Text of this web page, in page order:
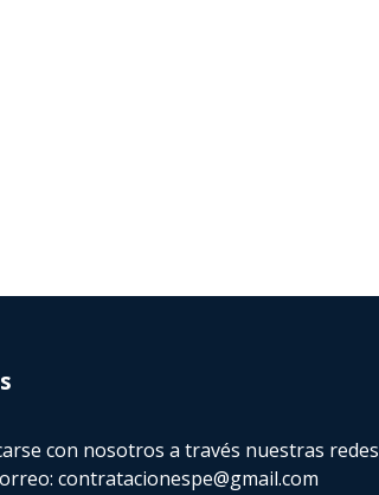
con nosotros a través nuestras redes
contratacionespe@gmail.com